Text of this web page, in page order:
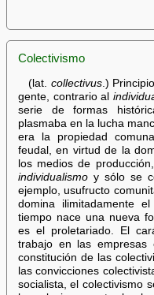
Colectivismo
(lat. collectivus.)
gente, contrario al
serie de formas
plasmaba en la lucha
era la propiedad
feudal, en virtud de la
los medios de
individualismoy sólo se
ejemplo, usufructo
domina ilimitadamente
tiempo nace una nueva
es el proletariado. El
trabajo en las empresas
constitución de las
las convicciones
socialista, el colectivismo